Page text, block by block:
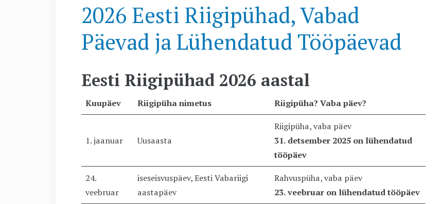
2026 Eesti Riigipühad, Vabad
Päevad ja Lühendatud Tööpäevad
Eesti Riigipühad 2026 aastal
Kuupäev Riigipüha nimetus Riigipüha? Vaba päev?
1. jaanuar Uusaasta
Riigipüha, vaba päev
31. detsember 2025 on lühendatud
tööpäev
24.
veebruar
iseseisvuspäev, Eesti Vabariigi
aastapäev
Rahvuspüha, vaba päev
23. veebruar on lühendatud tööpäev